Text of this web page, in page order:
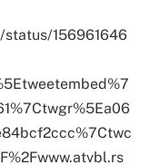
156961646